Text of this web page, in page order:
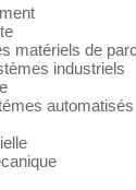
matériels de
industriels
automatisés